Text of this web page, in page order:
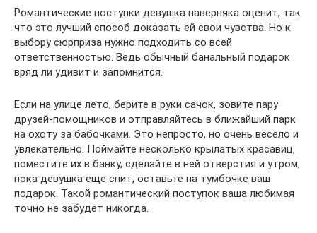
Романтические поступки девушка наверняка оценит, так
что это лучший способ доказать ей свои чувства. Но к
выбору сюрприза нужно подходить со всей
ответственностью. Ведь обычный банальный подарок
вряд ли удивит и запомнится.
Если на улице лето, берите в руки сачок, зовите пару
друзей-помощников и отправляйтесь в ближайший парк
на охоту за бабочками. Это непросто, но очень весело и
увлекательно. Поймайте несколько крылатых красавиц,
поместите их в банку, сделайте в ней отверстия и утром,
пока девушка еще спит, оставьте на тумбочке ваш
подарок. Такой романтический поступок ваша любимая
точно не забудет никогда.